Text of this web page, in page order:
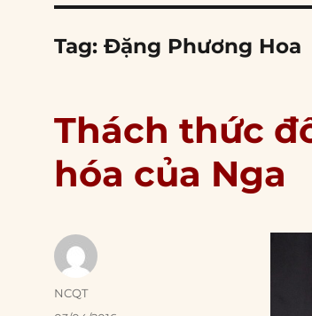
Tag:Đặng Phương Hoa
Thách thức
hóa của Nga
Author
NCQT